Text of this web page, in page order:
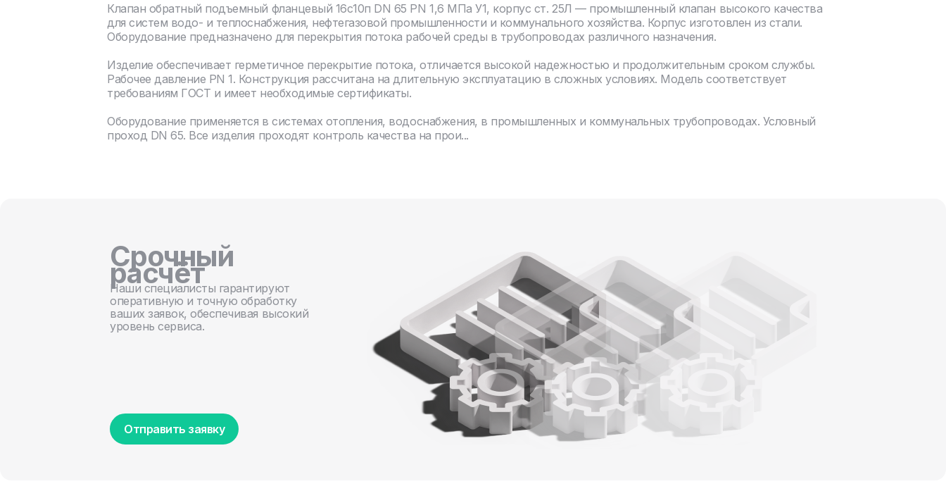
Клапан обратный подъемный фланцевый 16с10п DN 65 PN 1,6 МПа У1, корпус ст. 25Л — промышленный клапан высокого качества
для систем водо- и теплоснабжения, нефтегазовой промышленности и коммунального хозяйства. Корпус изготовлен из стали.
Оборудование предназначено для перекрытия потока рабочей среды в трубопроводах различного назначения.
Изделие обеспечивает герметичное перекрытие потока, отличается высокой надежностью и продолжительным сроком службы.
Рабочее давление PN 1. Конструкция рассчитана на длительную эксплуатацию в сложных условиях. Модель соответствует
требованиям ГОСТ и имеет необходимые сертификаты.
Оборудование применяется в системах отопления, водоснабжения, в промышленных и коммунальных трубопроводах. Условный
проход DN 65. Все изделия проходят контроль качества на прои...
Срочный
расчёт
Наши специалисты гарантируют
оперативную и точную обработку
ваших заявок, обеспечивая высокий
уровень сервиса.
Отправить заявку